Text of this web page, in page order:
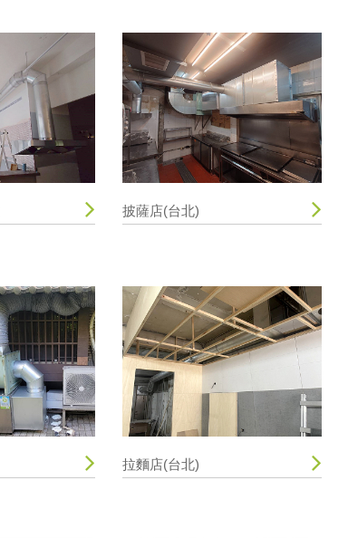
披薩店(台北)
拉麵店(台北)